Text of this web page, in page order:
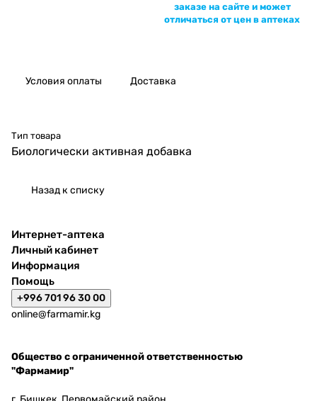
заказе на сайте и может
отличаться от цен в аптеках
Условия оплаты Доставка
Тип товара
Биологически активная добавка
Назад к списку
Интернет-аптека
Личный кабинет
Информация
Помощь
+996 701 96 30 00
online@farmamir.kg
Общество с ограниченной ответственностью
"Фармамир"